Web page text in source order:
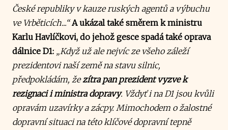
České republiky v kauze ruských agentů a výbuchu
ve Vrběticích...“A ukázal také směrem k ministru
Karlu Havlíčkovi, do jehož gesce spadá také oprava
dálnice D1: „Když už ale nejvíc ze všeho záleží
prezidentovi naší země na stavu silnic,
předpokládám, žezítra pan prezident vyzve k
rezignaci i ministra dopravy. Vždyť i na D1 jsou kvůli
opravám uzavírky a zácpy. Mimochodem o žalostné
dopravní situaci na této klíčové dopravní tepně